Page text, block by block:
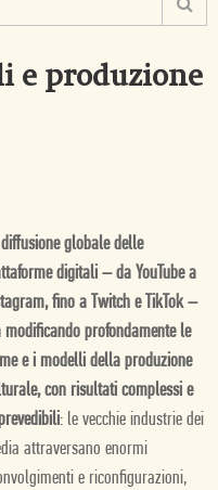
e produzione
globale delle
digitali – da YouTube a
fino a Twitch e TikTok –
modificando profondamente le
e i modelli della produzione
con risultati complessi e
: le vecchie industrie dei
attraversano enormi
e riconfigurazioni,